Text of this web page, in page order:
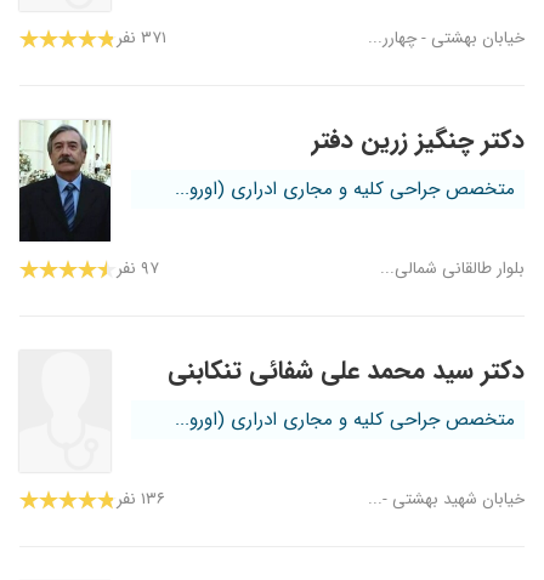
خیابان بهشتی - چهارر... ۳۷۱ نفر
دکتر چنگیز زرین دفتر
متخصص جراحی کلیه و مجاری ادراری (اورو...
بلوار طالقانی شمالی... ۹۷ نفر
دکتر سید محمد علی شفائی تنکابنی
متخصص جراحی کلیه و مجاری ادراری (اورو...
خیابان شهید بهشتی -... ۱۳۶ نفر